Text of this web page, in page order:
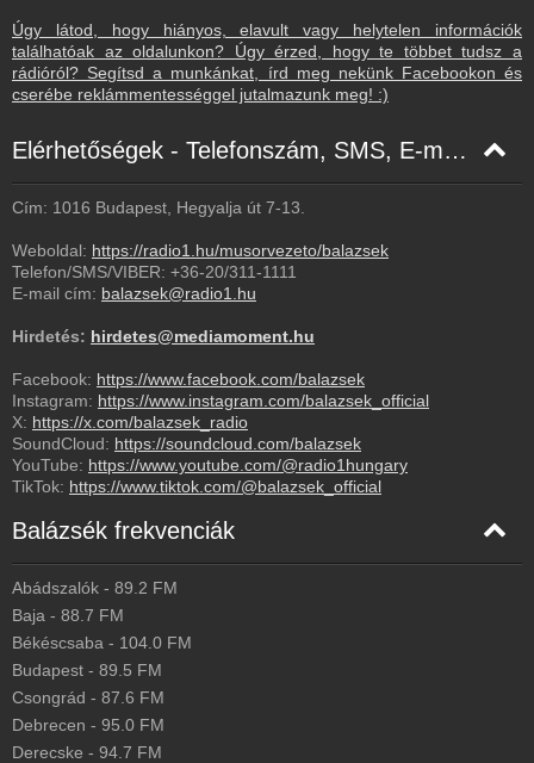
Paks - 128 Kbps
Siófok - 320 Kbps
Szekszárd - 128 Kbps
Szolnok - 128 Kbps
Tiszafüred - 128 Kbps
Zalaegerszeg - 128 Kbps
Úgy látod, hogy hiányos, elavult vagy helytelen információk
találhatóak az oldalunkon? Úgy érzed, hogy te többet tudsz a
rádióról? Segítsd a munkánkat, írd meg nekünk Facebookon és
cserébe reklámmentességgel jutalmazunk meg! :)
Elérhetőségek - Telefonszám, SMS, E-mail, Facebook
Cím: 1016 Budapest, Hegyalja út 7-13.
Weboldal: https://radio1.hu/musorvezeto/balazsek
Telefon/SMS/VIBER: +36-20/311-1111
E-mail cím: balazsek@radio1.hu
Hirdetés: hirdetes@mediamoment.hu
Facebook: https://www.facebook.com/balazsek
Instagram: https://www.instagram.com/balazsek_official
X: https://x.com/balazsek_radio
SoundCloud: https://soundcloud.com/balazsek
YouTube: https://www.youtube.com/@radio1hungary
TikTok: https://www.tiktok.com/@balazsek_official
Balázsék frekvenciák
Abádszalók - 89.2 FM
Baja - 88.7 FM
Békéscsaba - 104.0 FM
Budapest - 89.5 FM
Csongrád - 87.6 FM
Debrecen - 95.0 FM
Derecske - 94.7 FM